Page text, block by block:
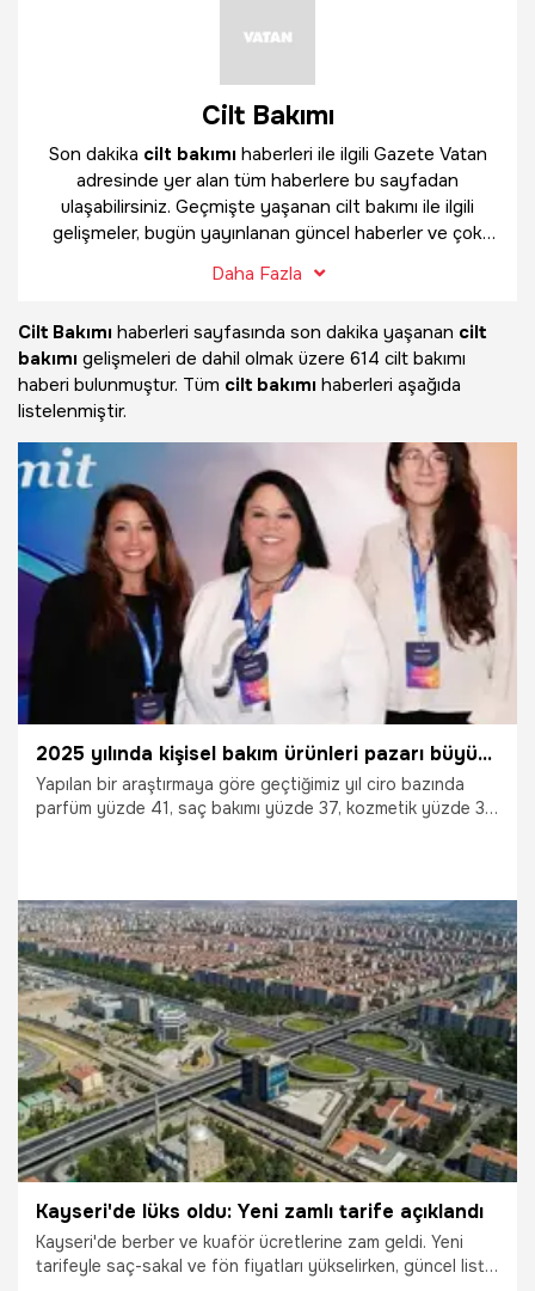
Cilt Bakımı
Son dakika cilt bakımı haberleri ile ilgili Gazete Vatan
adresinde yer alan tüm haberlere bu sayfadan
ulaşabilirsiniz. Geçmişte yaşanan cilt bakımı ile ilgili
gelişmeler, bugün yayınlanan güncel haberler ve çok
bulabilirsiniz.
Daha Fazla
Cilt Bakımı haberleri sayfasında son dakika yaşanan cilt
bakımı gelişmeleri de dahil olmak üzere 614 cilt bakımı
haberi bulunmuştur. Tüm cilt bakımı haberleri aşağıda
listelenmiştir.
2025 yılında kişisel bakım ürünleri pazarı büyümeye devam etti
Yapılan bir araştırmaya göre geçtiğimiz yıl ciro bazında
parfüm yüzde 41, saç bakımı yüzde 37, kozmetik yüzde 35
ağız bakım, parfüm/deodorant ve saç bakım
kategorilerinde yeni ürün görmek istediklerini belirtirken en
yenilikçi kategoriler kadın parfümleri, şampuanlar ve saç
kremleri olarak öne çıktı.
16.04.2026 Sağlık
Kayseri'de lüks oldu: Yeni zamlı tarife açıklandı
Kayseri'de berber ve kuaför ücretlerine zam geldi. Yeni
tarifeyle saç-sakal ve fön fiyatları yükselirken, güncel liste